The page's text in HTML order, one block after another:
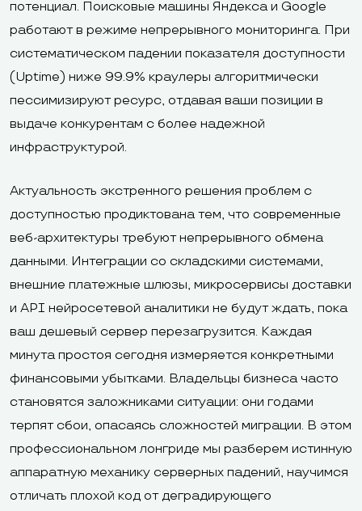
потенциал. Поисковые машины Яндекса и Google
работают в режиме непрерывного мониторинга. При
систематическом падении показателя доступности
(Uptime) ниже 99.9% краулеры алгоритмически
пессимизируют ресурс, отдавая ваши позиции в
выдаче конкурентам с более надежной
инфраструктурой.
Актуальность экстренного решения проблем с
доступностью продиктована тем, что современные
веб-архитектуры требуют непрерывного обмена
данными. Интеграции со складскими системами,
внешние платежные шлюзы, микросервисы доставки
и API нейросетевой аналитики не будут ждать, пока
ваш дешевый сервер перезагрузится. Каждая
минута простоя сегодня измеряется конкретными
финансовыми убытками. Владельцы бизнеса часто
становятся заложниками ситуации: они годами
терпят сбои, опасаясь сложностей миграции. В этом
профессиональном лонгриде мы разберем истинную
аппаратную механику серверных падений, научимся
отличать плохой код от деградирующего